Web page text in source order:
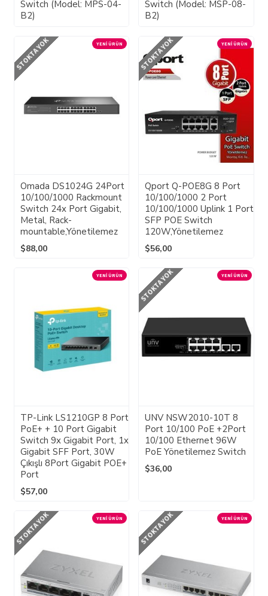
Switch (Model: MPS-04-
B2)
Switch (Model: MSP-08-
B2)
YENI ÜRÜN
STOKTA YOK
Omada DS1024G 24Port
10/100/1000 Rackmount
Switch 24x Port Gigabit,
Metal, Rack-
mountable,Yönetilemez
$88,00
YENI ÜRÜN
STOKTA YOK
Qport Q-POE8G 8 Port
10/100/1000 2 Port
10/100/1000 Uplink 1 Port
SFP POE Switch
120W,Yönetilemez
$56,00
YENI ÜRÜN
TP-Link LS1210GP 8 Port
PoE+ + 10 Port Gigabit
Switch 9x Gigabit Port, 1x
Gigabit SFF Port, 30W
Çıkışlı 8Port Gigabit POE+
Port
$57,00
YENI ÜRÜN
STOKTA YOK
UNV NSW2010-10T 8
Port 10/100 PoE +2Port
10/100 Ethernet 96W
PoE Yönetilemez Switch
$36,00
YENI ÜRÜN
STOKTA YOK YENI ÜRÜN
STOKTA YOK